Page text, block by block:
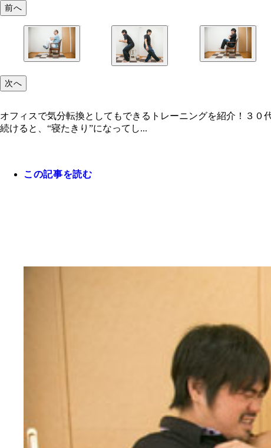
オフィスで気分転換としてもできるトレーニングを紹
足はなるべく４５度くらいまで上げるように
身体は３０～４０度まで。４５度を超えると別の筋
お尻だけでなく、腕を振って上半身も動かす
普通に歩くよりも力を込めて、足を踏み抜くように
呼吸は止めずに、しっかり息を吐ききることでさら
手足の指先までしっかり伸ばすよう意識する
肩甲骨あたりまでしっかり床から離すことが大事
前へ
次へ
オフィスで気分転換としてもできるトレーニングを紹介！３
続けると、“寝たきり”になってし...
この記事を読む